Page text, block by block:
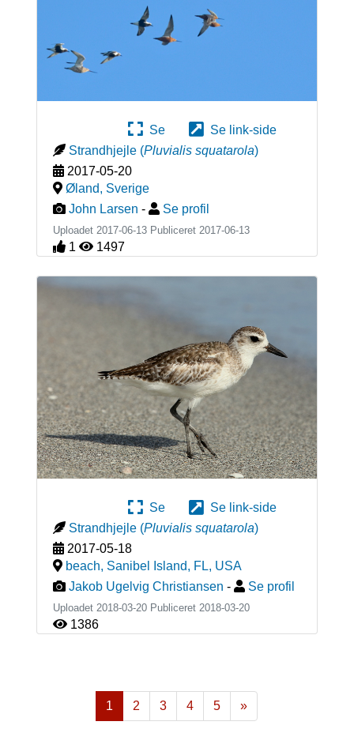
Se
Se link-side
Strandhjejle (Pluvialis squatarola)
2017-05-20
Øland, Sverige
John Larsen - Se profil
Uploadet 2017-06-13 Publiceret 2017-06-13
1 1497
Se
Se link-side
Strandhjejle (Pluvialis squatarola)
2017-05-18
beach, Sanibel Island, FL, USA
Jakob Ugelvig Christiansen - Se profil
Uploadet 2018-03-20 Publiceret 2018-03-20
1386
1 2 3 4 5
»
Næste